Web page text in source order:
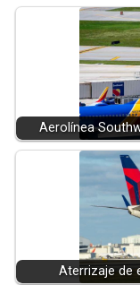
Aerolínea
Aterrizaje de